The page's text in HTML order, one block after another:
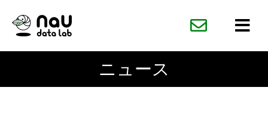
ッ
ニュース